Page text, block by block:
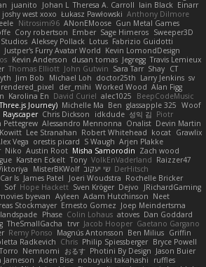
juanito Johan L Theresa A. Carroll Iain Black Einarr
joshy west xoxo Łukasz Pawłowski Anthony Dilmore
Nitrosimi96 ANonEMoose Gun Metal Games
Cory robertson Ember Sage Himeros Sweeper3D
Aleksey Pollack Lotus Fabrizio Guidotti
Justper's Furry Avatar World Kevin LomondDesign
Kevin Anderson dusan tomas Jegregg Travis Lemieux
Thomas Elliott John Gutwin Sara Tarr Shay CT
Jim Bob Michael Loh doctor25th Larry Jenkins sv
rendered_pixel der_mihi Worked Wood Alan Figg
Karolina En David Curiel alec1025
BeepCodeMusic
Journey) Michelle Ma Ben glassapple 325 Woof
Rayscaper Chris Dickson idkdude 성익 김 Piotr
Pettegrew Alessandro Mennonna Onalist Devin Martin
Lee Stranahan Robert Whitehead kocat Grawlix
Vega orestis picard S Waugh Arjen Plakke
Niko Austin Root Misha Samorodin Zach wood
Karsten Eckelt Tony VolkEnVaderland Raizzer47
MisterBKWolf שי יעקוב DerHitsch
Is James Patel Joeri Woudstra Rochelle Bricker
Sof Hope Hackett Sven Kröger Dejvo
JRichardGaming
byevan Ayleen Adam Hutchinson Neet
Stockmayer Ernesto Gomez Joep Meindertsma
Phase Colin Lohaus atoves Dan Goddard
TheSmallGacha trvr Jacob Hooper Gaetano Gargano
Remy Ponso Magnús Antonsson Ben Milius Griffin
Radkevich Chris Philip Spiessberger Bryce Powell
Nemnomi おるす Photini By Design Jason Buier
Jameson Aden Bise nobuyuki takahashi
ruffles